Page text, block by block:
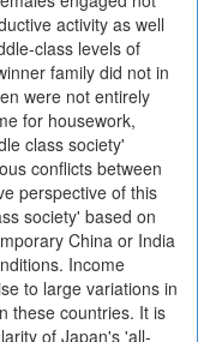
activity as well
class levels of
family did not in
were not entirely
for housework,
class society'
conflicts between
perspective of this
society' based on
China or India
Income
to large variations in
these countries. It is
of Japan's 'all-